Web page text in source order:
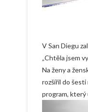
V San Diegu
„Chtěla jsem
Na ženy a
rozšířil do
program, který